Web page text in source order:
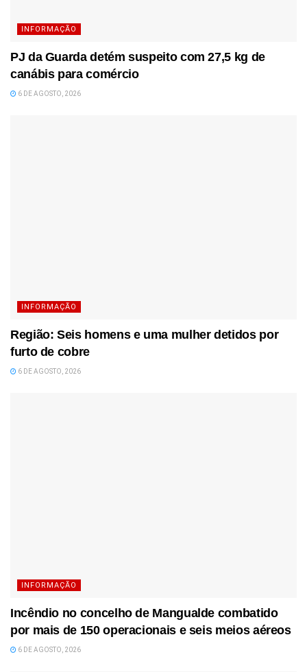
INFORMAÇÃO
PJ da Guarda detém suspeito com 27,5 kg de
canábis para comércio
6 DE AGOSTO, 2026
INFORMAÇÃO
Região: Seis homens e uma mulher detidos por
furto de cobre
6 DE AGOSTO, 2026
INFORMAÇÃO
Incêndio no concelho de Mangualde combatido
por mais de 150 operacionais e seis meios aéreos
6 DE AGOSTO, 2026